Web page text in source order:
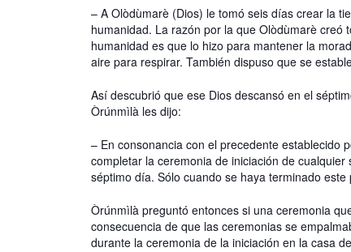
– A Olòdùmarè (Dios) le tomó seis días crear la
humanidad. La razón por la que Olòdùmarè
humanidad es que lo hizo para mantener la
aire para respirar. También dispuso que se
Así descubrió que ese Dios descansó en el
Òrúnmìlà les dijo:
– En consonancia con el precedente establecido
completar la ceremonia de iniciación de
séptimo día. Sólo cuando se haya terminado
Òrúnmìlà preguntó entonces si una ceremonia
consecuencia de que las ceremonias se
durante la ceremonia de la iniciación en la casa